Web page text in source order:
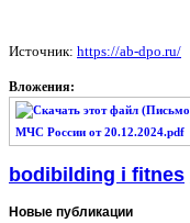
Источник: https://ab-dpo.ru/
Вложения:
МЧС России от 20.12.2024.pdf
bodibilding i fitnes
Новые публикации